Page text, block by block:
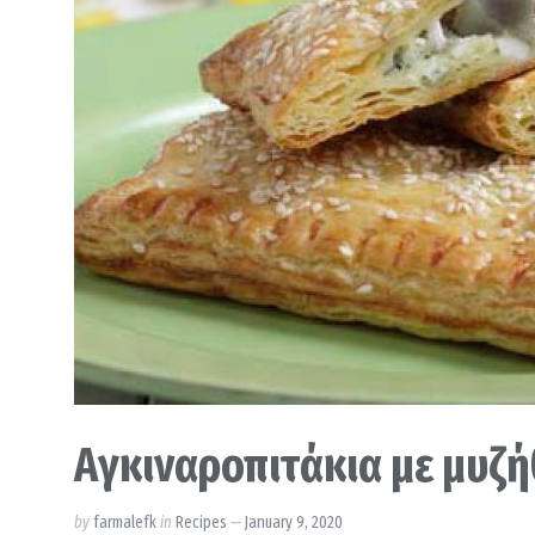
Αγκιναροπιτάκια με
byfarmalefkin Recipes January 9, 2020